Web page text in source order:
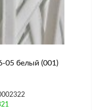
05 белый (001)